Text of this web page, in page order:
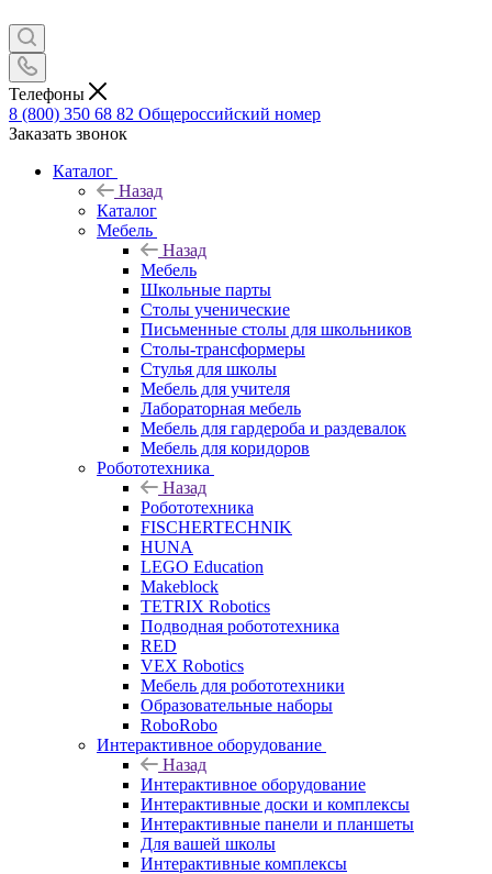
Телефоны
8 (800) 350 68 82 Общероссийский номер
Заказать звонок
Каталог
Назад
Каталог
Мебель
Назад
Мебель
Школьные парты
Столы ученические
Письменные столы для школьников
Столы-трансформеры
Стулья для школы
Мебель для учителя
Лабораторная мебель
Мебель для гардероба и раздевалок
Мебель для коридоров
Робототехника
Назад
Робототехника
FISCHERTECHNIK
HUNA
LEGO Education
Makeblock
TETRIX Robotics
Подводная робототехника
RED
VEX Robotics
Мебель для робототехники
Образовательные наборы
RoboRobo
Интерактивное оборудование
Назад
Интерактивное оборудование
Интерактивные доски и комплексы
Интерактивные панели и планшеты
Для вашей школы
Интерактивные комплексы